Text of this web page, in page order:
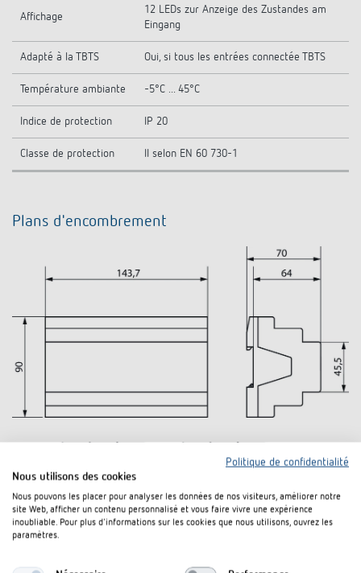
Affichage
12 LEDs zur Anzeige des Zustandes am
Eingang
Adapté à la TBTS Oui, si tous les entrées connectée TBTS
Température ambiante -5°C ... 45°C
Indice de protection IP 20
Classe de protection II selon EN 60 730-1
Plans d'encombrement
Politique de confidentialité
Nous utilisons des cookies
Nous pouvons les placer pour analyser les données de nos visiteurs, améliorer notre
site Web, afficher un contenu personnalisé et vous faire vivre une expérience
inoubliable. Pour plus d'informations sur les cookies que nous utilisons, ouvrez les
paramètres.